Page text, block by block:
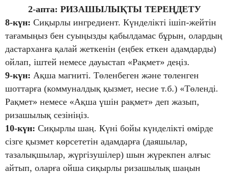
2-апта: РИЗАШЫЛЫҚТЫ ТЕРЕҢДЕТУ
8-күн: Сиқырлы ингредиент. Күнделікті ішіп-жейтін
тағамыңыз бен суыңызды қабылдамас бұрын, олардың
дастарханға қалай жеткенін (еңбек еткен адамдарды)
ойлап, іштей немесе дауыстап «Рақмет» деңіз.
9-күн: Ақша магниті. Төленбеген және төленген
шоттарға (коммуналдық қызмет, несие т.б.) «Төленді.
Рақмет» немесе «Ақша үшін рақмет» деп жазып,
ризашылық сезініңіз.
10-күн: Сиқырлы шаң. Күні бойы күнделікті өмірде
сізге қызмет көрсететін адамдарға (даяшылар,
тазалықшылар, жүргізушілер) шын жүрекпен алғыс
айтып, оларға ойша сиқырлы ризашылық шаңын